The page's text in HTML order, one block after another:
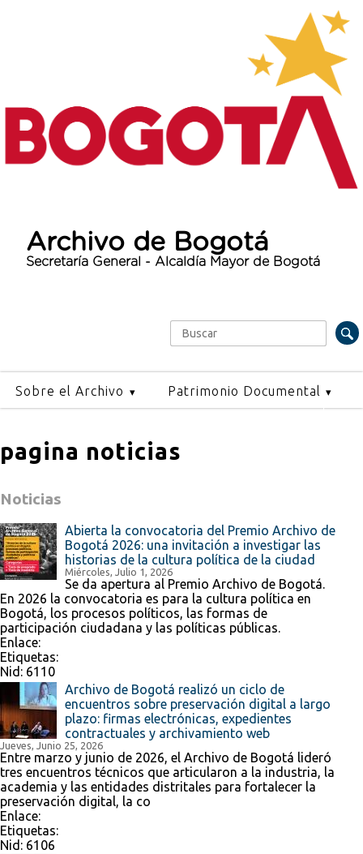
Archivo de Bogotá
Secretaría General - Alcaldía Mayor de Bogotá
Formulario de búsqueda
Buscar
Sobre el Archivo Patrimonio Documental
pagina noticias
Noticias
Abierta la convocatoria del Premio Archivo de
Bogotá 2026: una invitación a investigar las
historias de la cultura política de la ciudad
Miércoles, Julio 1, 2026
Se da apertura al Premio Archivo de Bogotá.
En 2026 la convocatoria es para la cultura política en
Bogotá, los procesos políticos, las formas de
participación ciudadana y las políticas públicas.
Enlace:
Etiquetas:
Nid: 6110
Archivo de Bogotá realizó un ciclo de
encuentros sobre preservación digital a largo
plazo: firmas electrónicas, expedientes
contractuales y archivamiento web
Jueves, Junio 25, 2026
Entre marzo y junio de 2026, el Archivo de Bogotá lideró
tres encuentros técnicos que articularon a la industria, la
academia y las entidades distritales para fortalecer la
preservación digital, la co
Enlace:
Etiquetas:
Nid: 6106